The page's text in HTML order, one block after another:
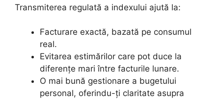
Transmiterea regulată a indexului ajută la:
Facturare exactă, bazată pe consumul
real.
Evitarea estimărilor care pot duce la
diferențe mari între facturile lunare.
O mai bună gestionare a bugetului
personal, oferindu-ți claritate asupra